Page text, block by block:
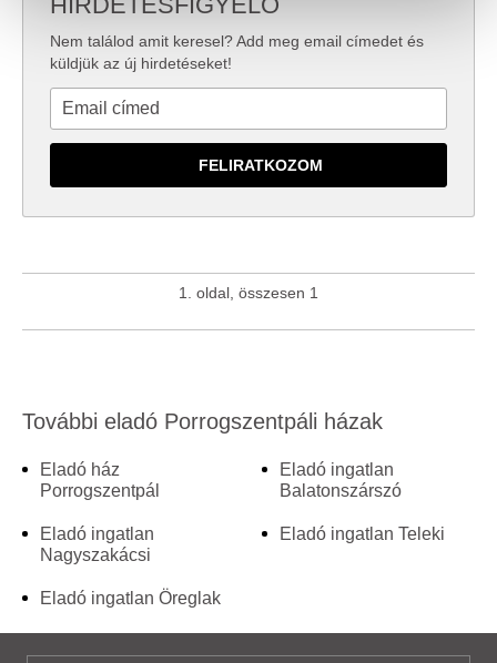
valamint weboldalforgalmunk elemzéséhez. Ezenkívül
közösségi média-, hirdető- és elemező partnereinkkel
megosztjuk az Ön weboldalhasználatra vonatkozó
adatait, akik kombinálhatják az adatokat más olyan
Ön által használt más szolgáltatásokból gyűjtöttek.
Nem találod amit keresel? Add meg email címedet és
küldjük az új hirdetéseket!
1. oldal, összesen 1
További eladó Porrogszentpáli házak
Eladó ház
Porrogszentpál
Eladó ingatlan
Nagyszakácsi
Eladó ingatlan Öreglak
Eladó ingatlan
Balatonszárszó
Eladó ingatlan Teleki